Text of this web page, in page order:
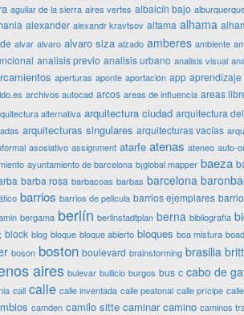
aguilar de la sierra aires vertes albaicín bajo
alexander alexandr kravtsov alfama alhama
alvar alvaro alvaro siza alzado amberes ambiente
analisis previo analisis urbano analisis visual
aperturas aponte aportación app aprendizaje
archivos autocad arcos areas de influencia areas
alternativa arquitectura ciudad arquitectura
arquitecturas singulares arquitecturas vacías
asosiativo assignment atarfe atenas ateneo auto-
ayuntamiento de barcelona b¡global mapper baeza
barba rosa barbacoas barbas barcelona
barrios barrios de pelicula barrios ejemplares
bergama berlín berlinstadtplan berna bibliografía
block blog bloque bloque abierto bloques boa mistura
boson boston boulevard brainstorming brasilia
aires bulevar bullicio burgos bus c cabo de
call calle calle inventada calle peatonal calle prícipe
camden camilo sitte caminar camino caminos